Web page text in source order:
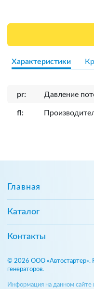
Характеристики
pr: Давление
fl:
Главная
Каталог
Контакты
© 2026 ООО «Автостартер».
генераторов.
Информация на данном сайте